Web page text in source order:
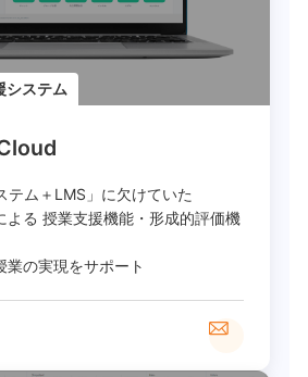
システム
テム＋LMS」に欠けていた
よる 授業支援機能・形成的評価機
業の実現をサポート